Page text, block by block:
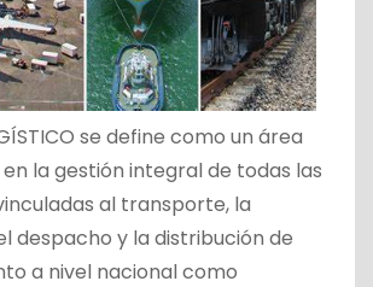
se define como un área
la gestión integral de todas las
al transporte, la
despacho y la distribución de
a nivel nacional como